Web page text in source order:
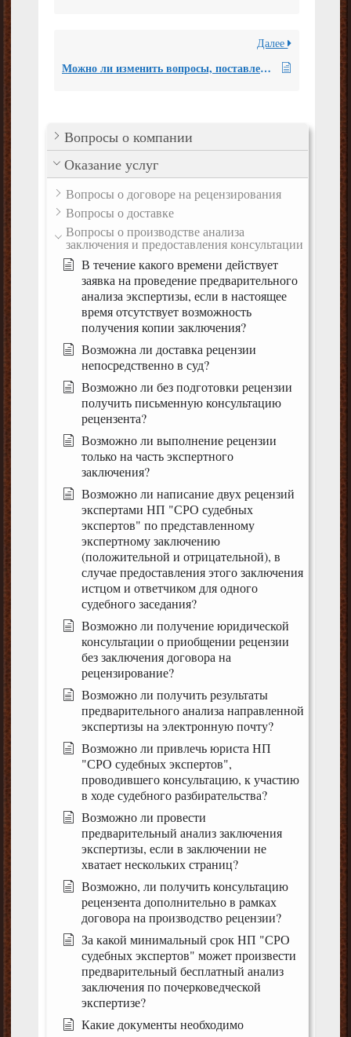
Вопросы о компании
Оказание услуг
Вопросы о договоре на рецензирования
Вопросы о доставке
Вопросы о производстве анализа
заключения и предоставления консультации
В течение какого времени действует
заявка на проведение предварительного
анализа экспертизы, если в настоящее
время отсутствует возможность
получения копии заключения?
Возможна ли доставка рецензии
непосредственно в суд?
Возможно ли без подготовки рецензии
получить письменную консультацию
рецензента?
Возможно ли выполнение рецензии
только на часть экспертного
заключения?
Возможно ли написание двух рецензий
экспертами НП "СРО судебных
экспертов" по представленному
экспертному заключению
(положительной и отрицательной), в
случае предоставления этого заключения
истцом и ответчиком для одного
судебного заседания?
Возможно ли получение юридической
консультации о приобщении рецензии
без заключения договора на
рецензирование?
Возможно ли получить результаты
предварительного анализа направленной
экспертизы на электронную почту?
Возможно ли привлечь юриста НП
"СРО судебных экспертов",
проводившего консультацию, к участию
в ходе судебного разбирательства?
Возможно ли провести
предварительный анализ заключения
экспертизы, если в заключении не
хватает нескольких страниц?
Возможно, ли получить консультацию
рецензента дополнительно в рамках
договора на производство рецензии?
За какой минимальный срок НП "СРО
судебных экспертов" может произвести
предварительный бесплатный анализ
заключения по почерковедческой
экспертизе?
Какие документы необходимо
Далее
Можно ли изменить вопросы, поставленные перед рецензентом, уже после заключения договора на рецензирование?